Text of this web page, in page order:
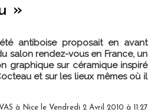
»
antiboise proposait en avant
salon rendez-vous en France, un
graphique sur céramique inspiré
et sur les lieux mêmes où il
à Nice le Vendredi 2 Avril 2010 à 11:27